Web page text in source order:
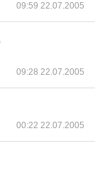
09:59 22.07.2005
09:28 22.07.2005
00:22 22.07.2005